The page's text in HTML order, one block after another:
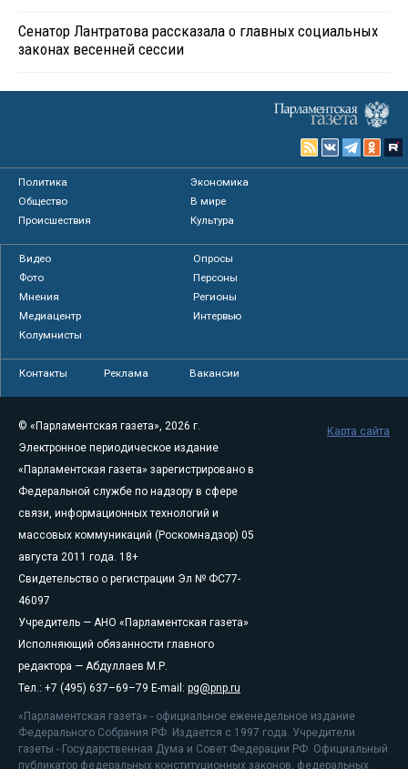
Сенатор Лантратова рассказала о главных социальных
законах весенней сессии
Политика
Экономика
Общество
В мире
Происшествия
Культура
Видео
Опросы
Фото
Персоны
Мнения
Регионы
Медиацентр
Интервью
Колумнисты
Контакты Реклама Вакансии
© «Парламентская газета», 2026 г.
Электронное периодическое издание
«Парламентская газета» зарегистрировано в
Федеральной службе по надзору в сфере
связи, информационных технологий и
массовых коммуникаций (Роскомнадзор) 05
августа 2011 года. 18+
Свидетельство о регистрации Эл № ФС77-
46097
Учредитель — АНО «Парламентская газета»
Исполняющий обязанности главного
редактора — Абдуллаев М.Р.
Тел.: +7 (495) 637–69–79 E-mail: pg@pnp.ru
«Парламентская газета» - официальное еженедельное издание
Федерального Собрания РФ. Издается с 1997 года. Учредители
газеты - Государственная Дума и Совет Федерации РФ. Официальный
публикатор федеральных конституционных законов, федеральных
Карта сайта